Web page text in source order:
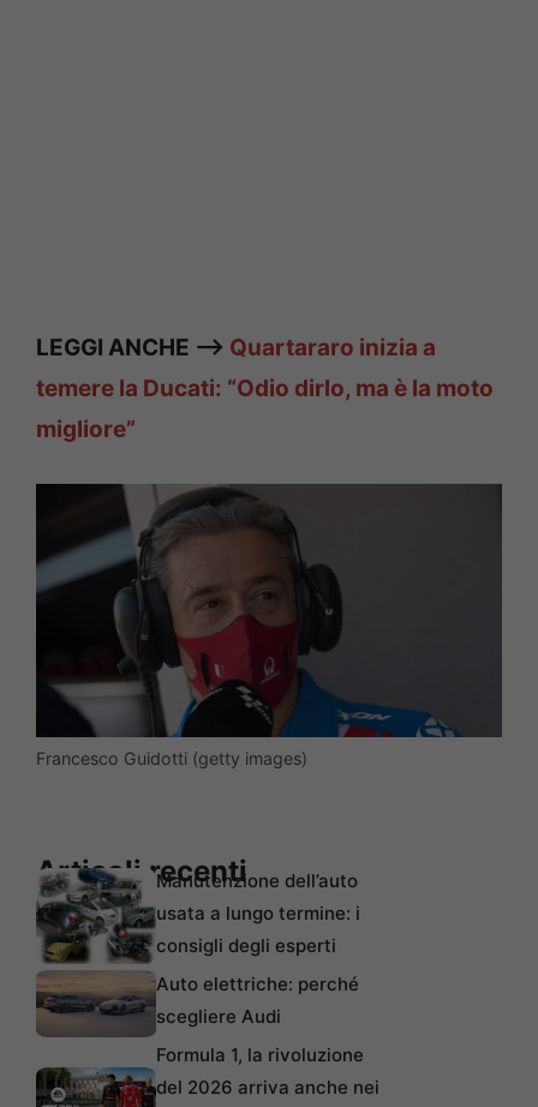
LEGGI ANCHE —> Quartararo inizia a
temere la Ducati: “Odio dirlo, ma è la moto
migliore”
Francesco Guidotti (getty images)
Articoli recentiManutenzione dell’auto
usata a lungo termine: i
consigli degli esperti
Auto elettriche: perché
scegliere Audi
Formula 1, la rivoluzione
del 2026 arriva anche nei